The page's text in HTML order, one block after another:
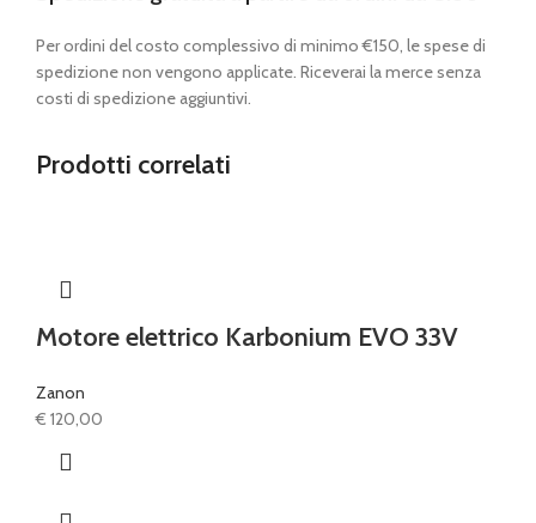
Per ordini del costo complessivo di minimo €150, le spese di
spedizione non vengono applicate. Riceverai la merce senza
costi di spedizione aggiuntivi.
Prodotti correlati
Motore elettrico Karbonium EVO 33V
Zanon
€ 120,00